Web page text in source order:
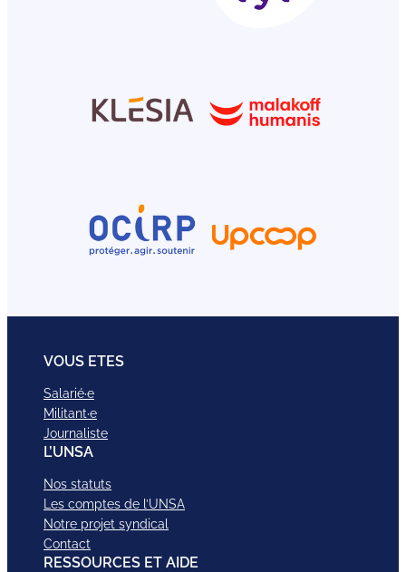
VOUS ETES
Salarié·e
Militant·e
Journaliste
L’UNSA
Nos statuts
Les comptes de l’UNSA
Notre projet syndical
Contact
RESSOURCES ET AIDE